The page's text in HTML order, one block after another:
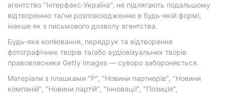
агентство "Інтерфакс-Україна", не підлягають подальшому
відтворенню та/чи розповсюдженню в будь-якій формі,
інакше як з письмового дозволу агентства.
Будь-яке копіювання, передрук та відтворення
фотографічних творів та/або аудіовізуальних творів
правовласника Getty Images — суворо забороняється.
Матеріали з плашками "Р", "Новини партнерів", "Новини
компаній", "Новини партій", "Інновації", "Позиція",